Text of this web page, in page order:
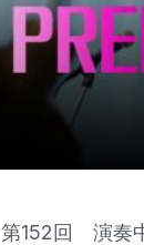
第152回 演奏